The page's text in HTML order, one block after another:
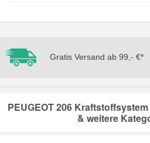
Gratis Versand ab 99,- €*
PEUGEOT 206
& weitere
Lancia Ersatzteile